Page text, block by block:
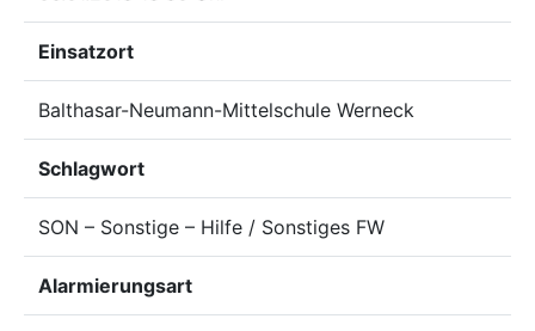
Einsatzort
Balthasar-Neumann-Mittelschule Werneck
Schlagwort
SON – Sonstige – Hilfe / Sonstiges FW
Alarmierungsart